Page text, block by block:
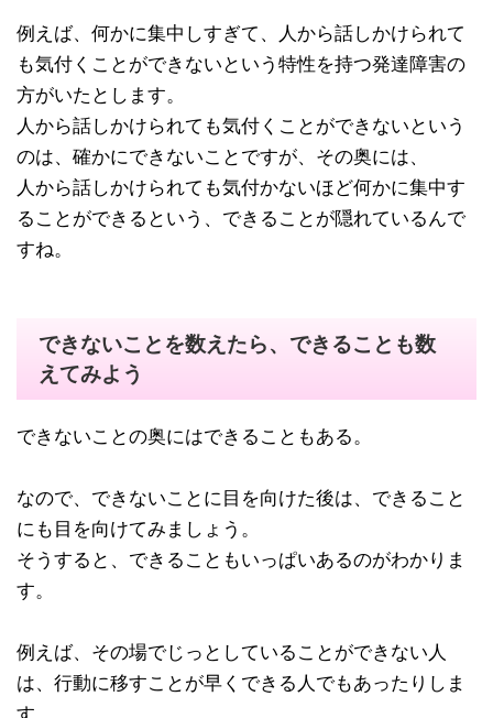
例えば、何かに集中しすぎて、人から話しかけられて
も気付くことができないという特性を持つ発達障害の
方がいたとします。
人から話しかけられても気付くことができないという
のは、確かにできないことですが、その奥には、
人から話しかけられても気付かないほど何かに集中す
ることができるという、できることが隠れているんで
すね。
できないことを数えたら、できることも数
えてみよう
できないことの奥にはできることもある。
なので、できないことに目を向けた後は、できること
にも目を向けてみましょう。
そうすると、できることもいっぱいあるのがわかりま
す。
例えば、その場でじっとしていることができない人
は、行動に移すことが早くできる人でもあったりしま